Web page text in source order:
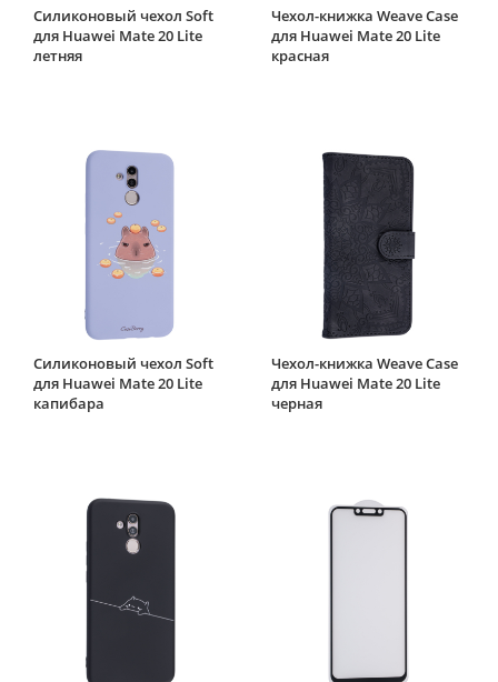
Силиконовый чехол Soft
для Huawei Mate 20 Lite
летняя
Чехол-книжка Weave Case
для Huawei Mate 20 Lite
красная
Силиконовый чехол Soft
для Huawei Mate 20 Lite
капибара
Чехол-книжка Weave Case
для Huawei Mate 20 Lite
черная